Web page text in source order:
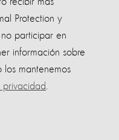
Protection y
participar en
información sobre
los mantenemos
.